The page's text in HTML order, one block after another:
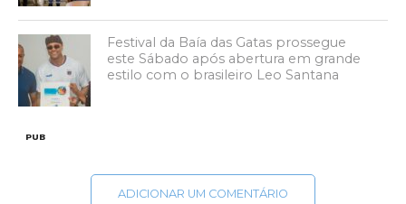
Festival da Baía das Gatas prossegue
este Sábado após abertura em grande
estilo com o brasileiro Leo Santana
PUB
ADICIONAR UM COMENTÁRIO